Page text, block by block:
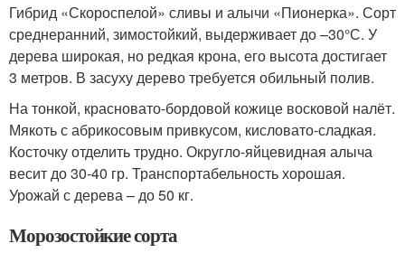
Гибрид «Скороспелой» сливы и алычи «Пионерка». Сорт
среднеранний, зимостойкий, выдерживает до –30°С. У
дерева широкая, но редкая крона, его высота достигает
3 метров. В засуху дерево требуется обильный полив.
На тонкой, красновато-бордовой кожице восковой налёт.
Мякоть с абрикосовым привкусом, кисловато-сладкая.
Косточку отделить трудно. Округло-яйцевидная алыча
весит до 30-40 гр. Транспортабельность хорошая.
Урожай с дерева – до 50 кг.
Морозостойкие сорта